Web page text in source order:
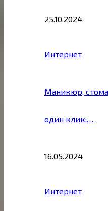
25.10.2024
Интернет
Маникюр,
один клик:…
16.05.2024
Интернет